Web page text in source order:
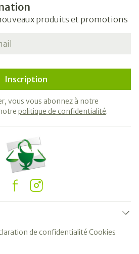
produits et promotions
Inscription
vous vous abonnez à notre
politique de confidentialité.
de confidentialité Cookies